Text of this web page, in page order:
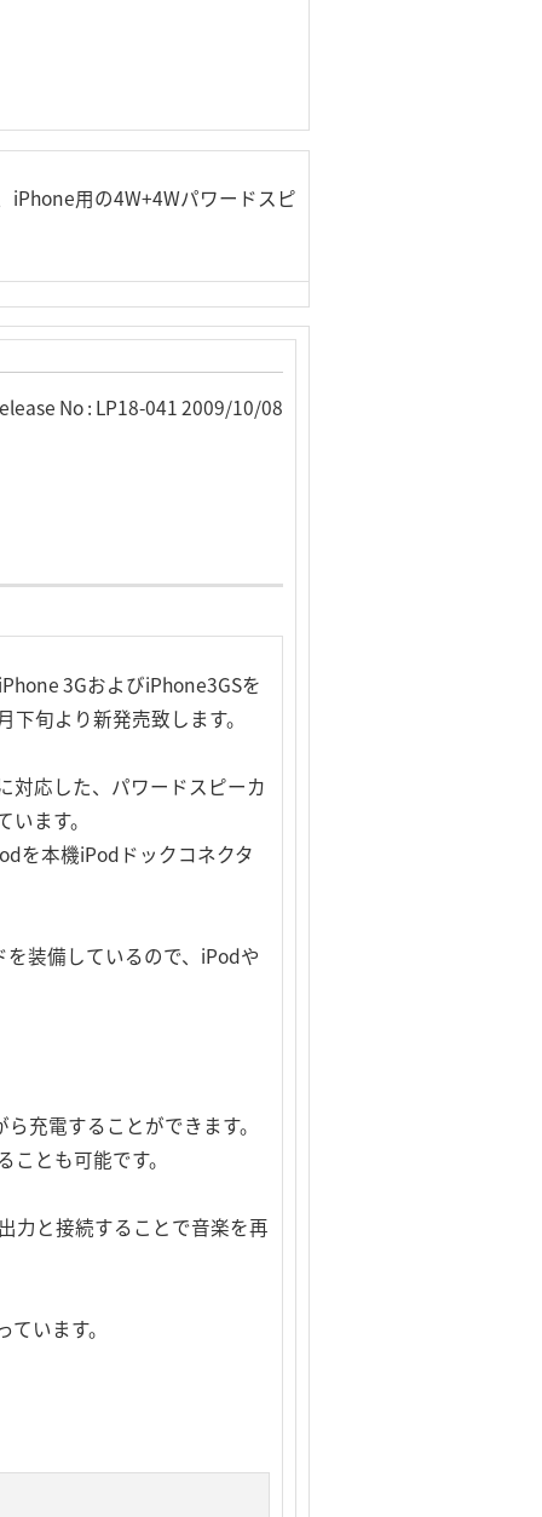
用の4W+4Wパワードスピ
No : LP18-041 2009/10/08
3GおよびiPhone3GSを
旬より新発売致します。
対応した、パワードスピーカ
ます。
を本機iPodドックコネクタ
装備しているので、iPodや
充電することができます。
とも可能です。
力と接続することで音楽を再
います。